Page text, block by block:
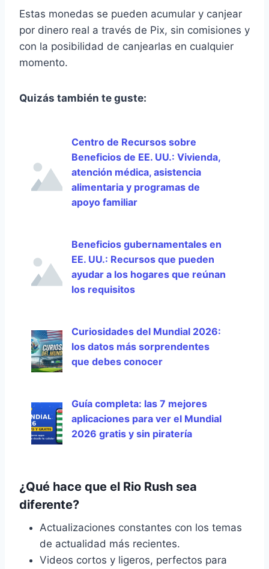
Estas monedas se pueden acumular y canjear
por dinero real a través de Pix, sin comisiones y
con la posibilidad de canjearlas en cualquier
momento.
Quizás también te guste:
Centro de Recursos sobre
Beneficios de EE. UU.: Vivienda,
atención médica, asistencia
alimentaria y programas de
apoyo familiar
Beneficios gubernamentales en
EE. UU.: Recursos que pueden
ayudar a los hogares que reúnan
los requisitos
Curiosidades del Mundial 2026:
los datos más sorprendentes
que debes conocer
Guía completa: las 7 mejores
aplicaciones para ver el Mundial
2026 gratis y sin piratería
¿Qué hace que el Rio Rush sea
diferente?
Actualizaciones constantes con los temas
de actualidad más recientes.
Videos cortos y ligeros, perfectos para